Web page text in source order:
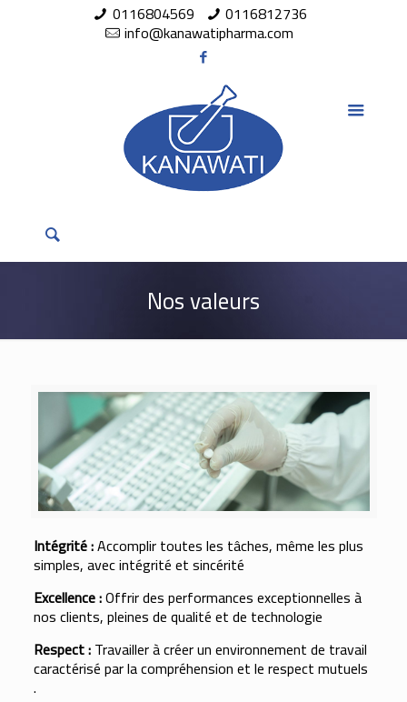
0116804569 0116812736
info@kanawatipharma.com
Nos valeurs
Intégrité :Accomplir toutes les tâches, même les plus
simples, avec intégrité et sincérité
Excellence :Offrir des performances exceptionnelles à
nos clients, pleines de qualité et de technologie
Respect :Travailler à créer un environnement de travail
caractérisé par la compréhension et le respect mutuels
.